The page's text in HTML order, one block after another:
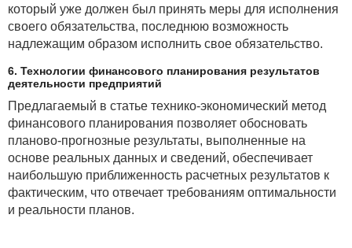
который уже должен был принять меры для исполнения
своего обязательства, последнюю возможность
надлежащим образом исполнить свое обязательство.
6. Технологии финансового планирования результатов
деятельности предприятий
Предлагаемый в статье технико-экономический метод
финансового планирования позволяет обосновать
планово-прогнозные результаты, выполненные на
основе реальных данных и сведений, обеспечивает
наибольшую приближенность расчетных результатов к
фактическим, что отвечает требованиям оптимальности
и реальности планов.